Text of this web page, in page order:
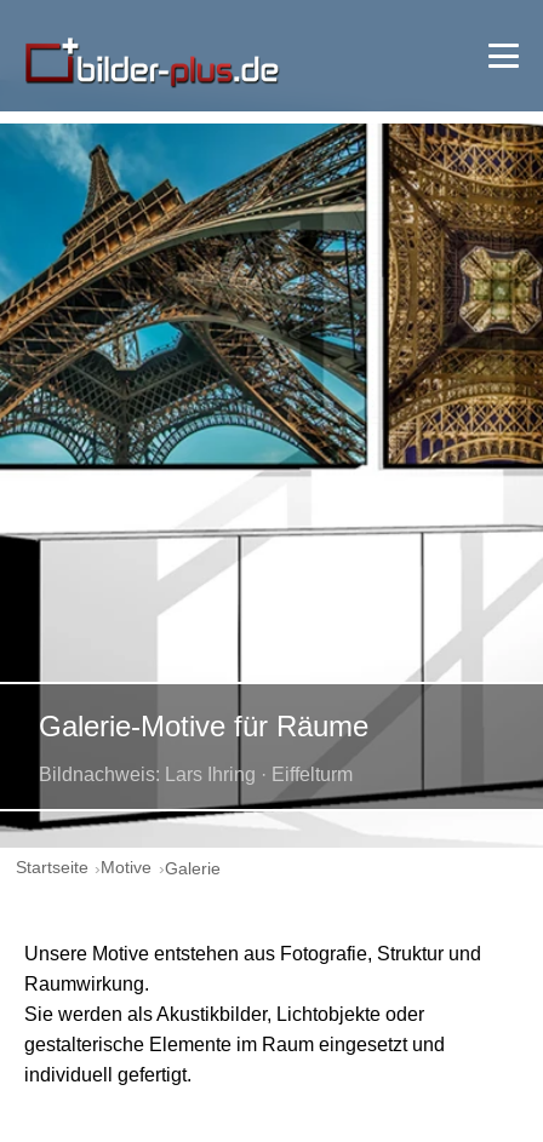
Galerie-Motive für Räume
Bildnachweis: Lars Ihring · Eiffelturm
Startseite Motive Galerie
Unsere Motive entstehen aus Fotografie, Struktur und
Raumwirkung.
Sie werden als Akustikbilder, Lichtobjekte oder
gestalterische Elemente im Raum eingesetzt und
individuell gefertigt.